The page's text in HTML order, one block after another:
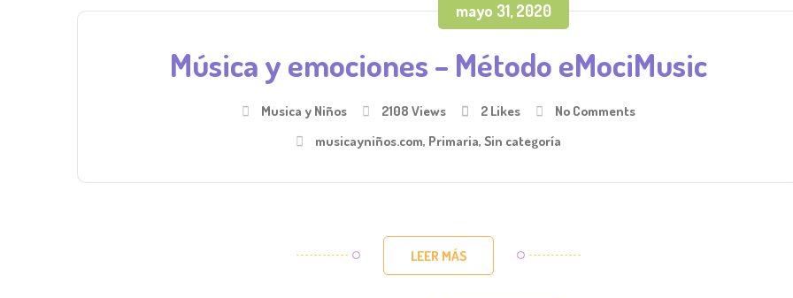
mayo 31, 2020
Música y emociones – Método eMociMusic
Musica y Niños 2108 Views 2Likes
No Comments
musicayniños.com, Primaria,Sin categoría
LEER MÁS